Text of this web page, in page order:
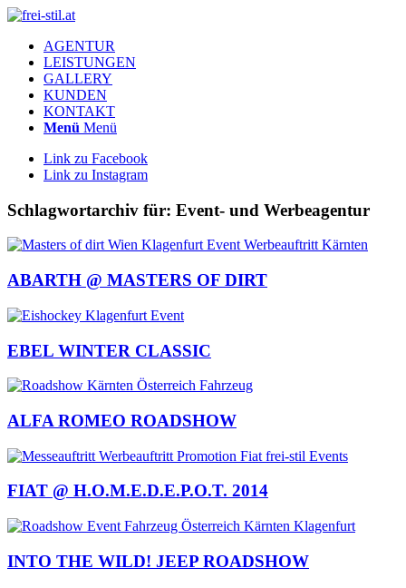
AGENTUR
LEISTUNGEN
GALLERY
KUNDEN
KONTAKT
Menü Menü
Link zu Facebook
Link zu Instagram
Schlagwortarchiv für: Event- und Werbeagentur
ABARTH @ MASTERS OF DIRT
EBEL WINTER CLASSIC
ALFA ROMEO ROADSHOW
FIAT @ H.O.M.E.D.E.P.O.T. 2014
INTO THE WILD! JEEP ROADSHOW